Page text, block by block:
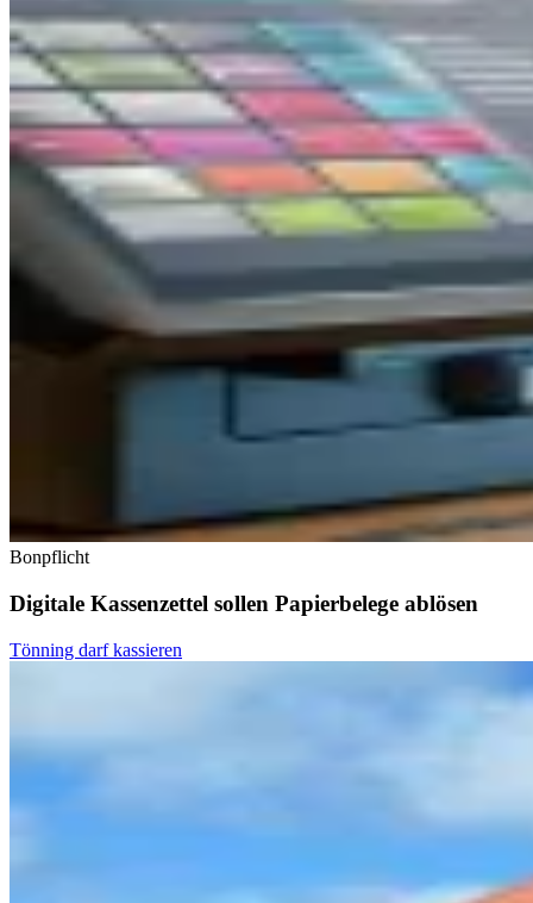
Bonpflicht
Digitale Kassenzettel sollen Papierbelege ablösen
Tönning darf kassieren